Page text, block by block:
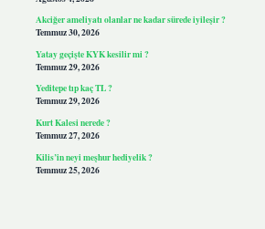
Akciğer ameliyatı olanlar ne kadar sürede iyileşir ?
Temmuz 30, 2026
Yatay geçişte KYK kesilir mi ?
Temmuz 29, 2026
Yeditepe tıp kaç TL ?
Temmuz 29, 2026
Kurt Kalesi nerede ?
Temmuz 27, 2026
Kilis’in neyi meşhur hediyelik ?
Temmuz 25, 2026